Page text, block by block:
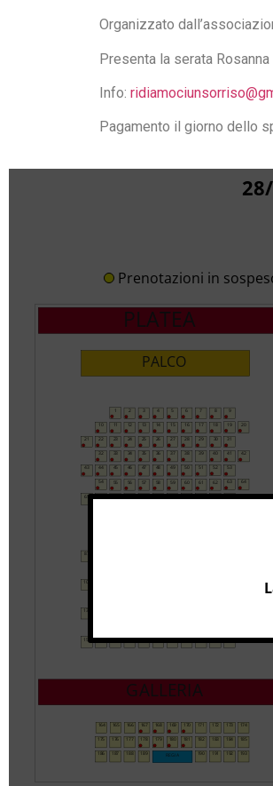
Organizzato
Presenta la serata Rosanna
Info:
Pagamento il giorno dello